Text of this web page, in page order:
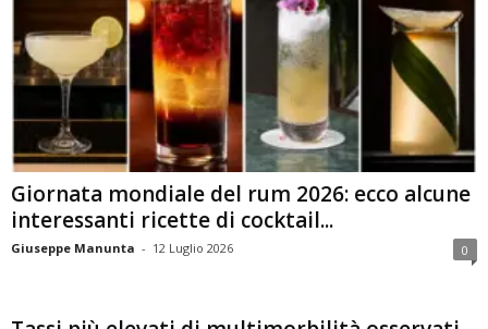
Giornata mondiale del rum 2026: ecco alcune
interessanti ricette di cocktail...
Giuseppe Manunta - 12 Luglio 2026 0